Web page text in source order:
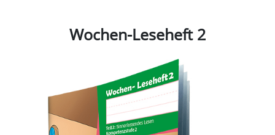
Wochen-Leseheft 2